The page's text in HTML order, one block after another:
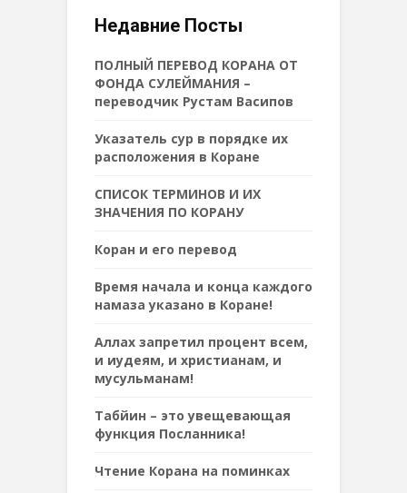
Недавние Посты
ПОЛНЫЙ ПЕРЕВОД КОРАНА ОТ
ФОНДА СУЛЕЙМАНИЯ –
переводчик Рустам Васипов
Указатель сур в порядке их
расположения в Коране
СПИСОК ТЕРМИНОВ И ИХ
ЗНАЧЕНИЯ ПО КОРАНУ
Коран и его перевод
Время начала и конца каждого
намаза указано в Коране!
Аллах запретил процент всем,
и иудеям, и христианам, и
мусульманам!
Табйин – это увещевающая
функция Посланника!
Чтение Корана на поминках